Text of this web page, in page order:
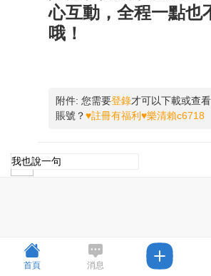
心互動，全程一點也
哦！
附件: 您需要登錄才可以下載或查
賬號？♥註冊有福利♥樂清賴c6718
首頁 消息